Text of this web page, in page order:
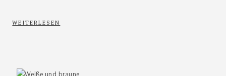
WEITERLESEN